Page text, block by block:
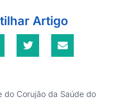
Artigo
Corujão da Saúde do